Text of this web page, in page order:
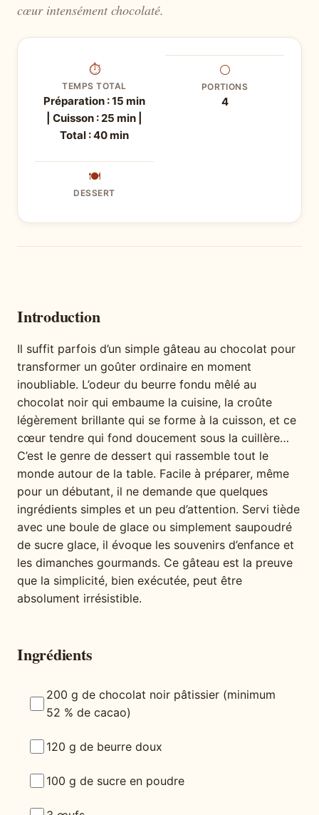
cœur intensément chocolaté.
⏱
TEMPS TOTAL
Préparation : 15 min
| Cuisson : 25 min |
Total : 40 min
⚪
PORTIONS
4
🍽
DESSERT
Introduction
Il suffit parfois d’un simple gâteau au chocolat pour
transformer un goûter ordinaire en moment
inoubliable. L’odeur du beurre fondu mêlé au
chocolat noir qui embaume la cuisine, la croûte
légèrement brillante qui se forme à la cuisson, et ce
cœur tendre qui fond doucement sous la cuillère…
C’est le genre de dessert qui rassemble tout le
monde autour de la table. Facile à préparer, même
pour un débutant, il ne demande que quelques
ingrédients simples et un peu d’attention. Servi tiède
avec une boule de glace ou simplement saupoudré
de sucre glace, il évoque les souvenirs d’enfance et
les dimanches gourmands. Ce gâteau est la preuve
que la simplicité, bien exécutée, peut être
absolument irrésistible.
Ingrédients
200 g de chocolat noir pâtissier (minimum
52 % de cacao)
120 g de beurre doux
100 g de sucre en poudre